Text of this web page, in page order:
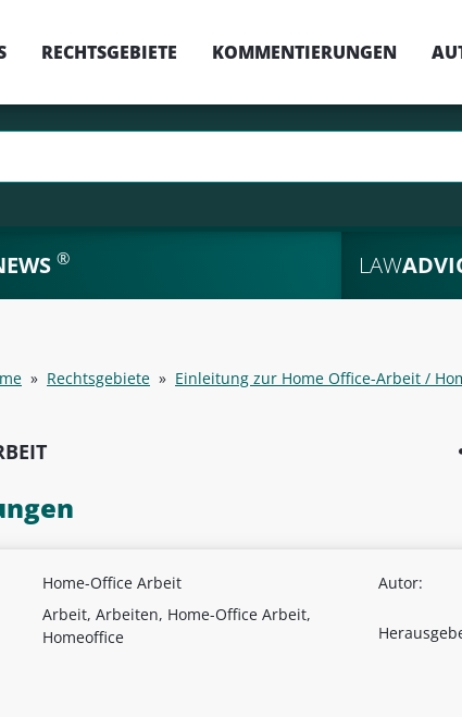
RECHTSGEBIETE KOMMENTIERUNGEN
® LAW
» Rechtsgebiete » Einleitung zur Home Office-Arbeit /
Home-Office Arbeit
Arbeit, Arbeiten, Home-Office Arbeit,
Homeoffice
Autor: